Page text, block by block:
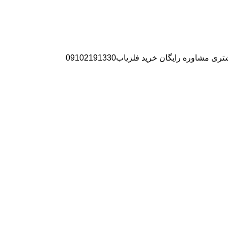
رایگان خرید فلزیاب09102191330